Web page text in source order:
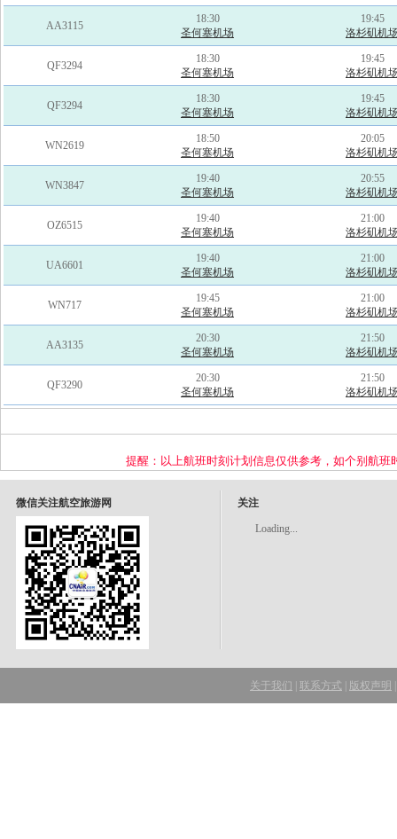
AA3115
18:30
圣何塞机场
19:45
洛杉矶机
QF3294
18:30
圣何塞机场
19:45
洛杉矶机
QF3294
18:30
圣何塞机场
19:45
洛杉矶机
WN2619
18:50
圣何塞机场
20:05
洛杉矶机
WN3847
19:40
圣何塞机场
20:55
洛杉矶机
OZ6515
19:40
圣何塞机场
21:00
洛杉矶机
UA6601
19:40
圣何塞机场
21:00
洛杉矶机
WN717
19:45
圣何塞机场
21:00
洛杉矶机
AA3135
20:30
圣何塞机场
21:50
洛杉矶机
QF3290
20:30
圣何塞机场
21:50
洛杉矶机
提醒：以上航班时刻计划信息仅供参考，如个别航
微信关注航空旅游网 关注
Loading...
关于我们 联系方式 版权声明